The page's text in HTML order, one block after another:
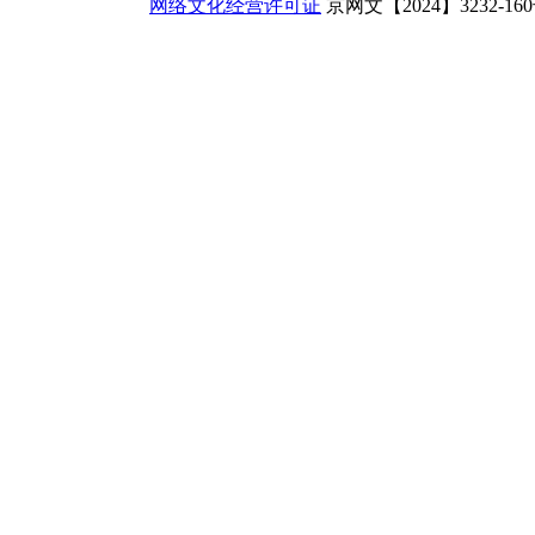
网络文化经营许可证 京网文【2024】3232-